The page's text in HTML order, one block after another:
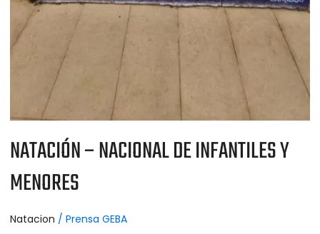
NATACIÓN – NACIONAL DE INFANTILES Y
MENORES
Natacion / Prensa GEBA